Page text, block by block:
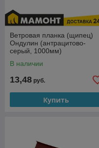
Ветровая планка (щипец)
Ондулин (антрацитово-
серый, 1000мм)
В наличии
13,48 руб.
Купить